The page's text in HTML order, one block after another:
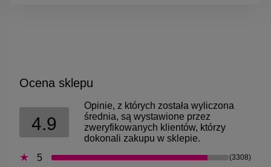
Ocena sklepu
4.9
Opinie, z których została wyliczona
średnia, są wystawione przez
zweryfikowanych klientów, którzy
dokonali zakupu w sklepie.
5
(3308)